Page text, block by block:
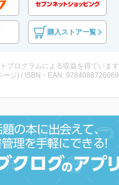
購入ストア一覧
プログラムによる収益を得ています
ジ) / ISBN・EAN: 9784088726069